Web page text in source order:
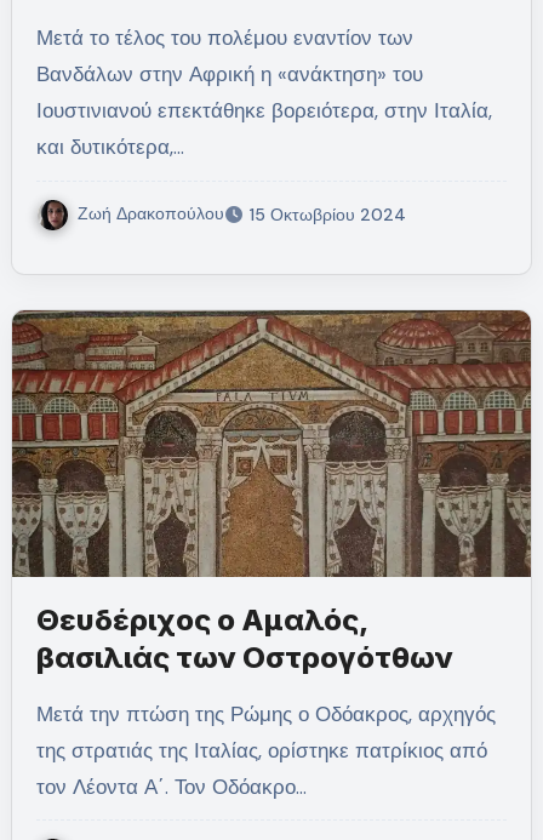
Μετά το τέλος του πολέμου εναντίον των
Βανδάλων στην Αφρική η «ανάκτηση» του
Ιουστινιανού επεκτάθηκε βορειότερα, στην Ιταλία,
και δυτικότερα,…
Ζωή Δρακοπούλου 15 Οκτωβρίου 2024
Θευδέριχος ο Αμαλός,
βασιλιάς των Οστρογότθων
Μετά την πτώση της Ρώμης ο Οδόακρος, αρχηγός
της στρατιάς της Ιταλίας, ορίστηκε πατρίκιος από
τον Λέοντα Α΄. Τον Οδόακρο…